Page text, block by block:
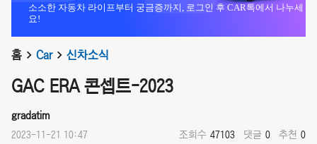
소소한 자동차 라이프부터 궁금증까지, 로그인 후 CAR톡에서 나누세
요!
홈 Car 신차소식
GAC ERA 콘셉트-2023
gradatim
2023-11-21 10:47 조회수 47103 댓글 0 추천 0